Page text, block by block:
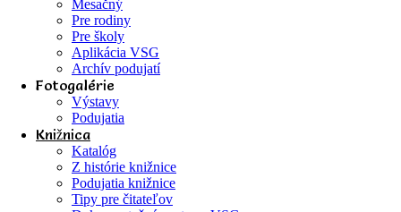
Mesačný
Pre rodiny
Pre školy
Aplikácia VSG
Archív podujatí
Fotogalérie
Výstavy
Podujatia
Knižnica
Katalóg
Z histórie knižnice
Podujatia knižnice
Tipy pre čitateľov